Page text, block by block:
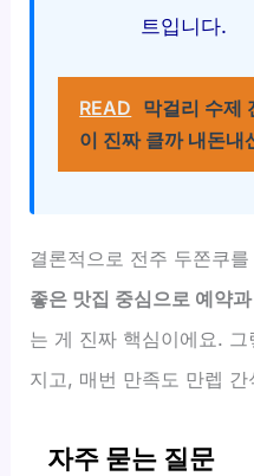
트입니다.
READ 막걸리 수제
이 진짜 클까 내돈내
결론적으로 전주 두쫀쿠
좋은 맛집 중심으로 예약
는 게 진짜 핵심이에요.
지고, 매번 만족도 만렙
자주 묻는 질문